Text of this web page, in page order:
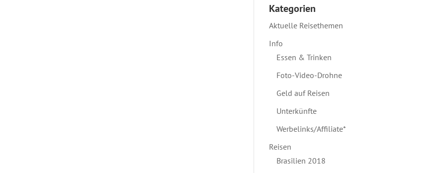
Kategorien
Aktuelle Reisethemen
Info
Essen & Trinken
Foto-Video-Drohne
Geld auf Reisen
Unterkünfte
Werbelinks/Affiliate*
Reisen
Brasilien 2018